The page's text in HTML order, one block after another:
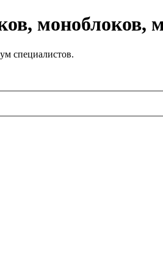
моноблоков,
специалистов.